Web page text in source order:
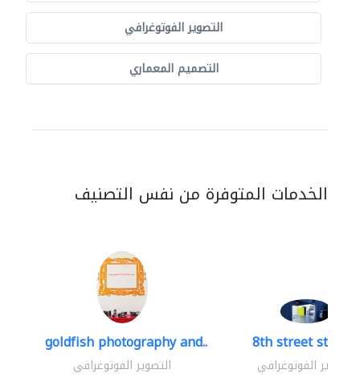
التصوير الفوتوغرافي
التصميم المعماري
الخدمات المتوفرة من نفس التصنيف
goldfish photography and..
التصوير الفوتوغرافي
8th street studios
التصوير الفوتوغرافي